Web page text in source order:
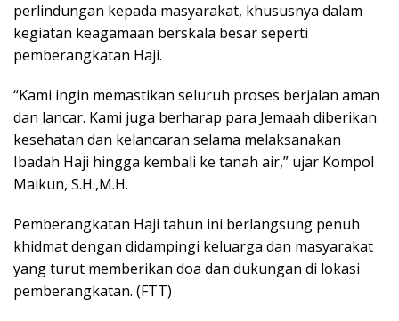
perlindungan kepada masyarakat, khususnya dalam
kegiatan keagamaan berskala besar seperti
pemberangkatan Haji.
“Kami ingin memastikan seluruh proses berjalan aman
dan lancar. Kami juga berharap para Jemaah diberikan
kesehatan dan kelancaran selama melaksanakan
Ibadah Haji hingga kembali ke tanah air,” ujar Kompol
Maikun, S.H.,M.H.
Pemberangkatan Haji tahun ini berlangsung penuh
khidmat dengan didampingi keluarga dan masyarakat
yang turut memberikan doa dan dukungan di lokasi
pemberangkatan. (FTT)